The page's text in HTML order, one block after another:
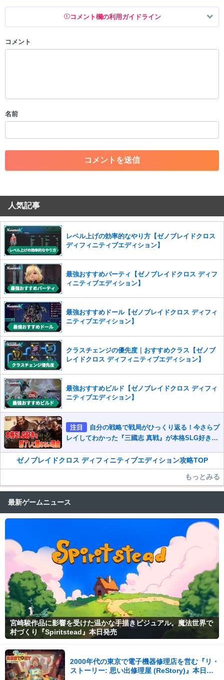
コメント欄の利用ガイドライン
以下の書き込みを禁止とし、場合によってはコメント削除や書き込み制
・一度削除された投稿を再び投稿すること
・アカウントの売買など金銭が絡む内容の投稿
・各ゲームのネタバレを含む内容の投稿
・その他、管理者が不適切と判断した投稿
コメントの削除を申請する
せていただきます。ご了承ください。
※一度削除したコメントは復元ができませんのでご注意くだ
さい。
また、過度な利用規約の違反や、弊社に損害の及ぶ内容の書き込みがあ
った場合は、法的措置をとらせていただく場合もございますので、あら
かじめご理解くださいませ。
コメント
名前
人気記事
レベル上げの効率的なやり方【ゼノブレイドクロス
ディフィニティブエディション】
最強おすすめパーティ【ゼノブレイドクロス ディフ
ィニティブエディション】
最強おすすめドール【ゼノブレイドクロス ディフィ
ニティブエディション】
クラスチェンジの優先度｜おすすめクラス【ゼノブ
レイドクロス ディフィニティブエディション】
最強おすすめビルド【ゼノブレイドクロス ディフィ
ニティブエディション】
注目
自分の戦略で戦局がひっくり返る！今さらプ
レイしてわかった『三國志 真戦』が本格SLG好きを
ゼノブレイドクロス ディフィニティブエディション攻略TOP
もっとみる
最新ゲームニュース
宮崎駿作品に影響を受けた温かな手描きビジュアル。魔法世界で
村づくり『Spiritstead』本日発売
2000年代の東京で電子機器修理店を営む『リ・
ストーリー: 思い出修理屋 (ReStory)』本日